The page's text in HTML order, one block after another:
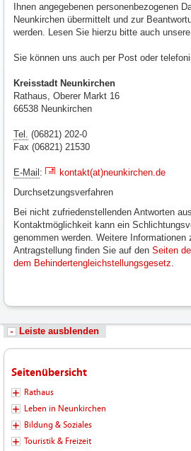
Ihnen angegebenen personenbezogenen
Neunkirchen übermittelt und zur
werden. Lesen Sie hierzu bitte auch unsere
Sie können uns auch per Post oder
Kreisstadt Neunkirchen
Rathaus, Oberer Markt 16
66538 Neunkirchen
Tel. (06821) 202-0
Fax (06821) 21530
E-Mail:
kontakt(at)neunkirchen.de
Durchsetzungsverfahren
Bei nicht zufriedenstellenden Antworten
Kontaktmöglichkeit kann ein
genommen werden. Weitere Informationen
Antragstellung finden Sie auf den Seiten
dem Behindertengleichstellungsgesetz
Leiste ausblenden
Seitenübersicht
Rathaus
Leben in Neunkirchen
Bildung & Soziales
Touristik & Freizeit